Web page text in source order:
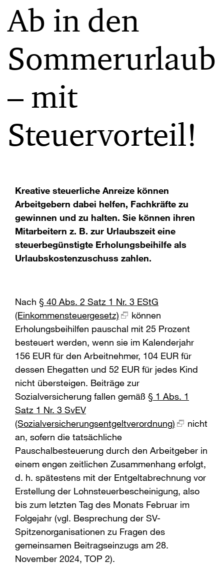
Ab in den
Sommerurlaub
– mit
Steuervorteil!
Kreative steuerliche Anreize können
Arbeitgebern dabei helfen, Fachkräfte zu
gewinnen und zu halten. Sie können ihren
Mitarbeitern z. B. zur Urlaubszeit eine
steuerbegünstigte Erholungsbeihilfe als
Urlaubskostenzuschuss zahlen.
Nach § 40 Abs. 2 Satz 1 Nr. 3 EStG
(Einkommensteuergesetz)
können
Erholungsbeihilfen pauschal mit 25 Prozent
besteuert werden, wenn sie im Kalenderjahr
156 EUR für den Arbeitnehmer, 104 EUR für
dessen Ehegatten und 52 EUR für jedes Kind
nicht übersteigen. Beiträge zur
Sozialversicherung fallen gemäß § 1 Abs. 1
Satz 1 Nr. 3 SvEV
(Sozialversicherungsentgeltverordnung)
nicht
an, sofern die tatsächliche
Pauschalbesteuerung durch den Arbeitgeber in
einem engen zeitlichen Zusammenhang erfolgt,
d. h. spätestens mit der Entgeltabrechnung vor
Erstellung der Lohnsteuerbescheinigung, also
bis zum letzten Tag des Monats Februar im
Folgejahr (vgl. Besprechung der SV-
Spitzenorganisationen zu Fragen des
gemeinsamen Beitragseinzugs am 28.
November 2024, TOP 2).